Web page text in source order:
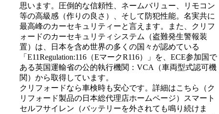
思います。圧倒的な信頼性、ネームバリュー、リモコン
等の高級感（作りの良さ）、そして防犯性能。名実共に
最高峰のカーセキュリティーと言えます。また、クリフ
ォードのカーセキュリティシステム（盗難発生警報装
置）は、日本を含め世界の多くの国々が認めている
「E11Regulation:116（EマークR116）」を、ECE参加国で
ある英国運輸省の公的執行機関：VCA（車両型式認可機
関）から取得しています。
クリフォードなら車検時も安心です。詳細はこちら（ク
リフォード製品の日本総代理店ホームページ）スマート
セルフサイレン（バッテリーを外されても鳴り続けま